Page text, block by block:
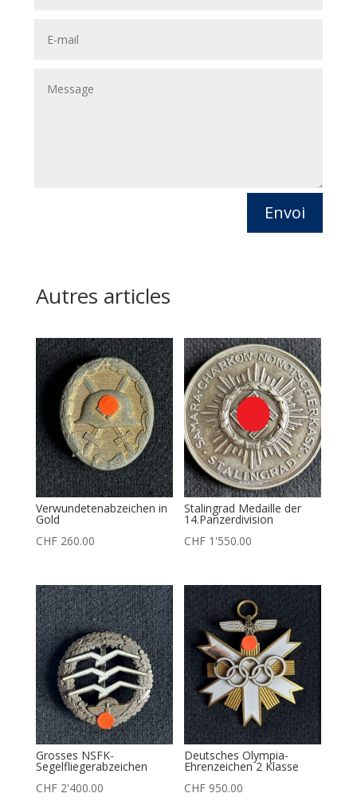
Envoi
Autres articles
Verwundetenabzeichen in
Gold
CHF260.00
Stalingrad Medaille der
14.Panzerdivision
CHF 1'550.00
Grosses NSFK-
Segelfliegerabzeichen
CHF2'400.00
Deutsches Olympia-
Ehrenzeichen 2 Klasse
CHF 950.00